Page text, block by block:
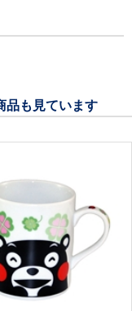
品も見ています